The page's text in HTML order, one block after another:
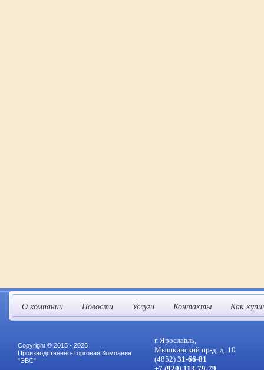
О компании Новости Услуги Контакты Как
Copyright © 2015 - 2026
Производственно-Торговая Компания
"ЭВС"
г. Ярославль,
Мышкинский пр-д, д. 10
(4852) 31-66-81